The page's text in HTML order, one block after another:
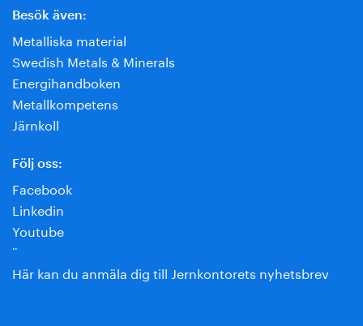
Besök även:
Metalliska material
Swedish Metals & Minerals
Energihandboken
Metallkompetens
Järnkoll
Följ oss:
Facebook
Linkedin
Youtube
¨
Här kan du anmäla dig till Jernkontorets nyhetsbrev